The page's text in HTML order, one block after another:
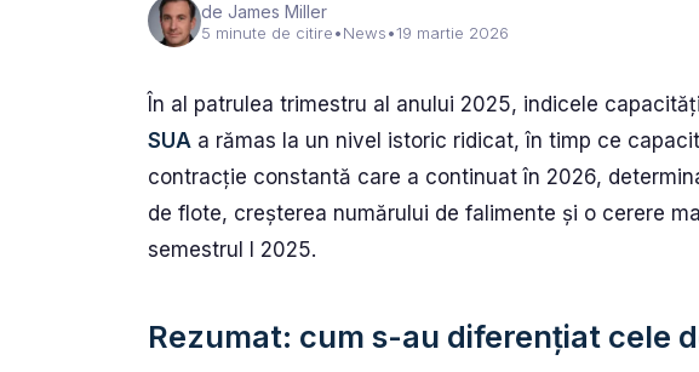
de James Miller
5 minute de citire•News•19 martie 2026
În al patrulea trimestru al anului 2025, indicele
SUA a rămas la un nivel istoric ridicat, în timp ce
contracție constantă care a continuat în 2026,
de flote, creșterea numărului de falimente și o cerere
semestrul I 2025.
Rezumat: cum s-au diferențiat cele